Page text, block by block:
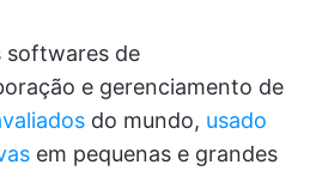
softwares de
e gerenciamento de
do mundo, usado
em pequenas e grandes